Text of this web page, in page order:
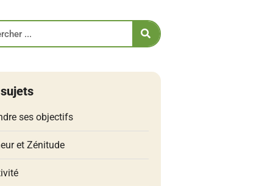
ses objectifs
et Zénitude